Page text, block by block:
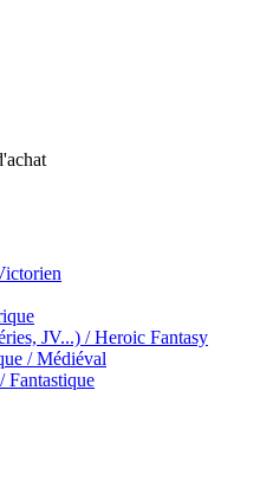
JV...) / Heroic Fantasy
/ Médiéval
Fantastique